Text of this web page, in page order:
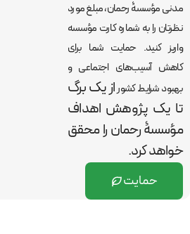
مدنی مؤسسۀ رحمان، مبلغ مورد
نظرتان را به شماره کارت مؤسسه
واریز کنید. حمایت شما برای
کاهش آسیب‌های اجتماعی و
بهبود شرایط کشوراز یک برگ
تا یک پژوهش اهداف
مؤسسۀ رحمان رامحقق
خواهد کرد.
حمایت